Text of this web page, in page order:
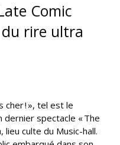
Comic
rire ultra
cher ! », tel est le
spectacle « The
lieu culte du Music-hall.